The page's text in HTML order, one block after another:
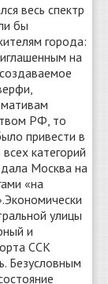
весь спектр
бы
города:
на
РФ, то
привести в
категорий
Москва на
«на
улицы
и
ССК
Безусловным